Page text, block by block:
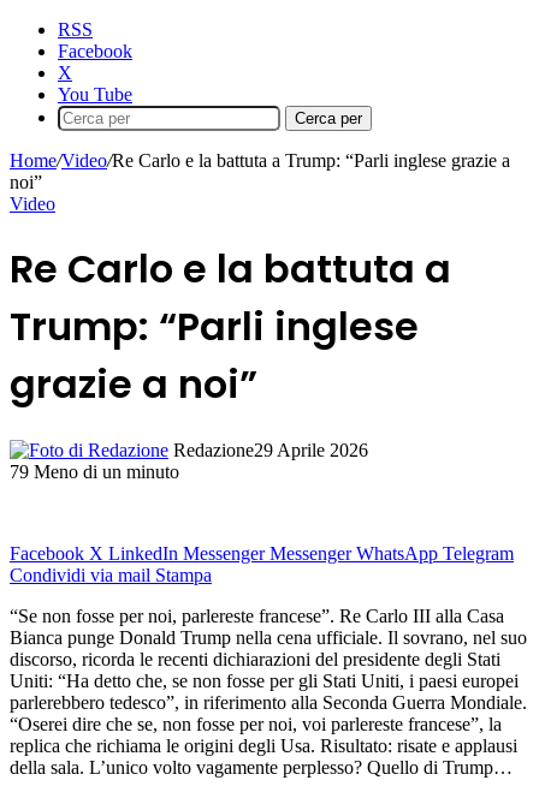
RSS
Facebook
X
You Tube
Cerca per
Home/Video/Re Carlo e la battuta a Trump: “Parli inglese grazie a
noi”
Video
Re Carlo e la battuta a
Trump: “Parli inglese
grazie a noi”
Redazione29 Aprile 2026
79 Meno di un minuto
Facebook X LinkedIn Messenger Messenger WhatsApp Telegram
Condividi via mail Stampa
“Se non fosse per noi, parlereste francese”. Re Carlo III alla Casa
Bianca punge Donald Trump nella cena ufficiale. Il sovrano, nel suo
discorso, ricorda le recenti dichiarazioni del presidente degli Stati
Uniti: “Ha detto che, se non fosse per gli Stati Uniti, i paesi europei
parlerebbero tedesco”, in riferimento alla Seconda Guerra Mondiale.
“Oserei dire che se, non fosse per noi, voi parlereste francese”, la
replica che richiama le origini degli Usa. Risultato: risate e applausi
della sala. L’unico volto vagamente perplesso? Quello di Trump…